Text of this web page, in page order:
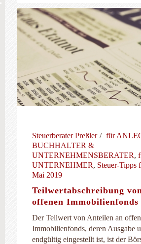
Steuerberater Preßler für
BUCHHALTER &
UNTERNEHMENSBERATER,
UNTERNEHMER, Steuer-Tipps
Mai 2019
Teilwertabschreibung
offenen Immobilienfonds
Der Teilwert von Anteilen an
Immobilienfonds, deren Ausgabe
endgültig eingestellt ist, ist der